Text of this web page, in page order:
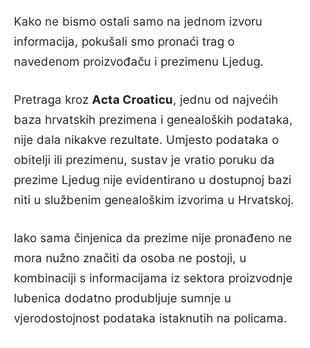
Kako ne bismo ostali samo na jednom izvoru
informacija, pokušali smo pronaći trag o
navedenom proizvođaču i prezimenu Ljedug.
Pretraga kroz Acta Croaticu, jednu od najvećih
baza hrvatskih prezimena i genealoških podataka,
nije dala nikakve rezultate. Umjesto podataka o
obitelji ili prezimenu, sustav je vratio poruku da
prezime Ljedug nije evidentirano u dostupnoj bazi
niti u službenim genealoškim izvorima u Hrvatskoj.
Iako sama činjenica da prezime nije pronađeno ne
mora nužno značiti da osoba ne postoji, u
kombinaciji s informacijama iz sektora proizvodnje
lubenica dodatno produbljuje sumnje u
vjerodostojnost podataka istaknutih na policama.